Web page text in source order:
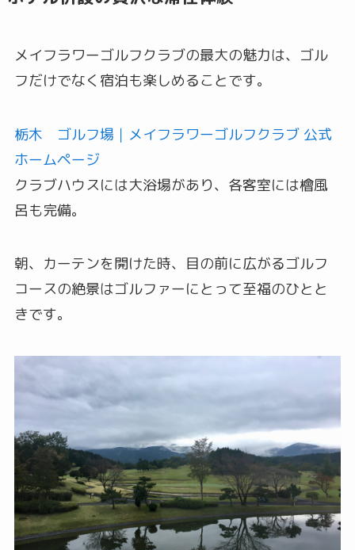
メイフラワーゴルフクラブの最大の魅力は、ゴル
フだけでなく宿泊も楽しめることです。
栃木 ゴルフ場｜メイフラワーゴルフクラブ 公式
ホームページ
クラブハウスには大浴場があり、各客室には檜風
呂も完備。
朝、カーテンを開けた時、目の前に広がるゴルフ
コースの絶景はゴルファーにとって至福のひとと
きです。